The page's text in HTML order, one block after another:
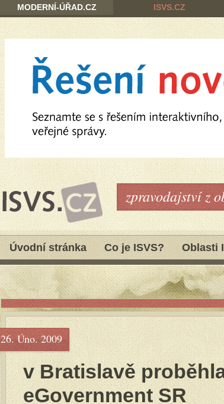
zpravodajství z
Úvodní stránka Co je ISVS? Oblasti
26. Úno. 2009
v Bratislavě
eGovernment SR
MODERNÍ-ÚŘAD.CZ ISVS.CZ